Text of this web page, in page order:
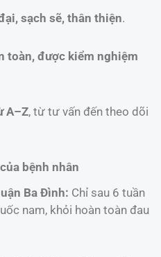
sạch sẽ, thân thiện.
toàn, được kiểm nghiệm
A–Z, từ tư vấn đến theo dõi
bệnh nhân
Ba Đình: Chỉ sau 6 tuần
nam, khỏi hoàn toàn đau